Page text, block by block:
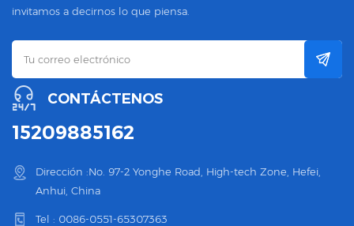
invitamos a decirnos lo que piensa.
CONTÁCTENOS
15209885162
Dirección :No. 97-2 Yonghe Road, High-tech Zone, Hefei,
Anhui, China
Tel : 0086-0551-65307363